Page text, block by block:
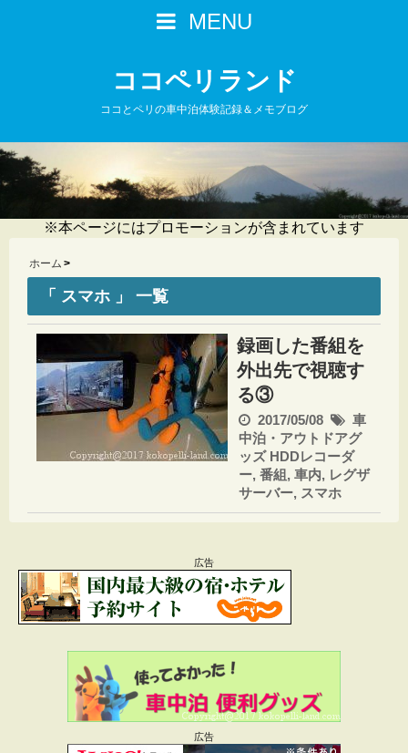
MENU
ココペリランド
ココとペリの車中泊体験記録＆メモブログ
※本ページにはプロモーションが含まれています
ホーム
「 スマホ 」 一覧
録画した番組を
外出先で視聴す
る③
2017/05/08
車
中泊・アウトドアグ
ッズ HDDレコーダ
ー, 番組, 車内, レグザ
サーバー, スマホ
広告
広告